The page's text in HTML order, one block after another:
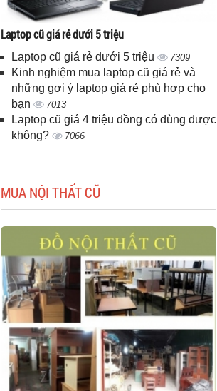
Laptop cũ giá rẻ dưới 5 triệu
Laptop cũ giá rẻ dưới 5 triệu 7309
Kinh nghiệm mua laptop cũ giá rẻ và
những gợi ý laptop giá rẻ phù hợp cho
bạn
7013
Laptop cũ giá 4 triệu đồng có dùng được
không?
7066
MUA NỘI THẤT CŨ